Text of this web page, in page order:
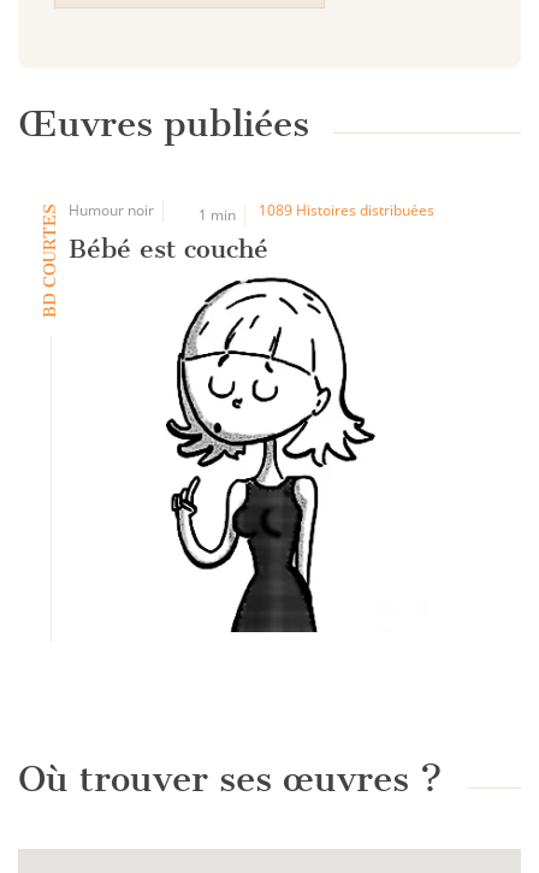
Œuvres publiées
BD COURTES Humour noir 1 min 1089 Histoires distribuées
Bébé est couché
Où trouver ses œuvres ?